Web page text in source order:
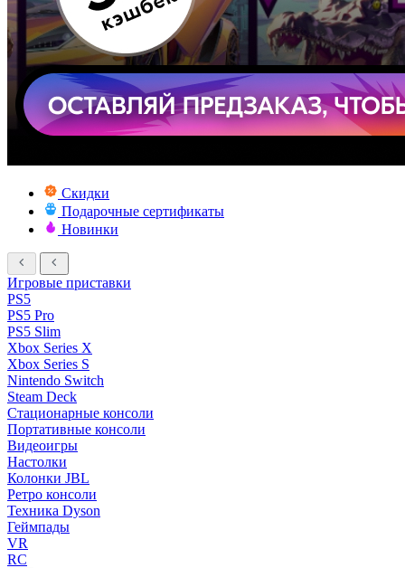
Скидки
Подарочные сертификаты
Новинки
Игровые приставки
PS5
PS5 Pro
PS5 Slim
Xbox Series X
Xbox Series S
Nintendo Switch
Steam Deck
Стационарные консоли
Портативные консоли
Видеоигры
Настолки
Колонки JBL
Ретро консоли
Техника Dyson
Геймпады
VR
RC